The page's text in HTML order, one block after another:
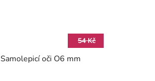
54 Kč
Samolepicí oči O6 mm